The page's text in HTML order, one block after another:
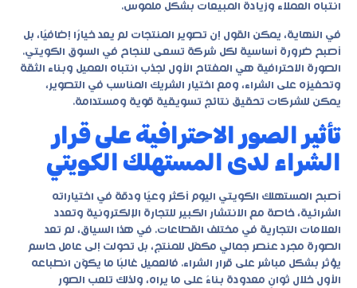
انتباه العملاء وزيادة المبيعات بشكل ملموس.
في النهاية، يمكن القول إن تصوير المنتجات لم يعد خيارًا إضافيًا، بل
أصبح ضرورة أساسية لكل شركة تسعى للنجاح في السوق الكويتي.
الصورة الاحترافية هي المفتاح الأول لجذب انتباه العميل وبناء الثقة
وتحفيزه على الشراء، ومع اختيار الشريك المناسب في التصوير،
يمكن للشركات تحقيق نتائج تسويقية قوية ومستدامة.
تأثير الصور الاحترافية على قرار
الشراء لدى المستهلك الكويتي
أصبح المستهلك الكويتي اليوم أكثر وعيًا ودقة في اختياراته
الشرائية، خاصة مع الانتشار الكبير للتجارة الإلكترونية وتعدد
العلامات التجارية في مختلف القطاعات. في هذا السياق، لم تعد
الصورة مجرد عنصر جمالي مكمّل للمنتج، بل تحولت إلى عامل حاسم
يؤثر بشكل مباشر على قرار الشراء. فالعميل غالبًا ما يكوّن انطباعه
الأول خلال ثوانٍ معدودة بناءً على ما يراه، ولذلك تلعب الصور